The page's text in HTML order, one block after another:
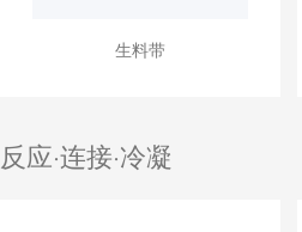
生料带
反应·连接·冷凝